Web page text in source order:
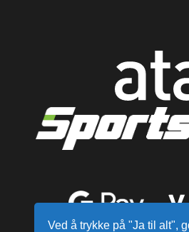
Ved å trykke på "Ja til alt",